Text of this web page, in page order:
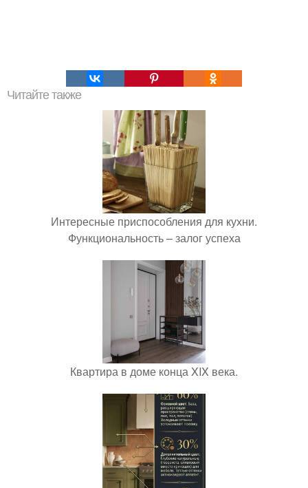
Читайте также
Интересные приспособления для кухни.
Функциональность – залог успеха
Квартира в доме конца XIX века.